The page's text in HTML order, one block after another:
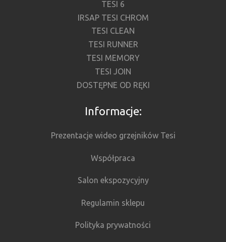
TESI 6
IRSAP TESI CHROM
TESI CLEAN
TESI RUNNER
TESI MEMORY
TESI JOIN
DOSTĘPNE OD RĘKI
Informacje:
Prezentacje wideo grzejników Tesi
Współpraca
Salon ekspozycyjny
Regulamin sklepu
Polityka prywatności